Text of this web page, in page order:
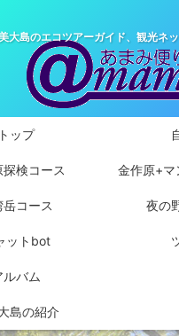
大島のエコツアーガイド、観光ネ
トップ
検コース 金作原+マ
岳コース 夜の
ットbot
ルバム
島の紹介